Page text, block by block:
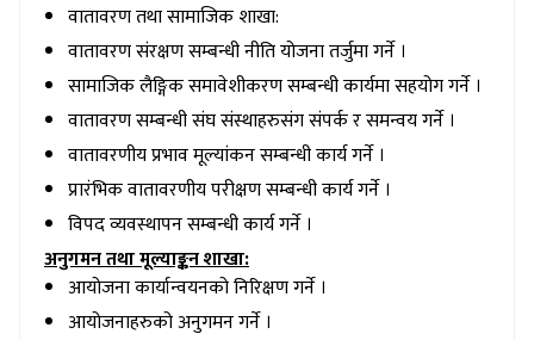
वातावरण तथा सामाजिक शाखा:
वातावरण संरक्षण सम्बन्धी नीति योजना तर्जुमा गर्ने ।
सामाजिक लैङ्गिक समावेशीकरण सम्बन्धी कार्यमा सहयोग गर्ने ।
वातावरण सम्बन्धी संघ संस्थाहरुसंग संपर्क र समन्वय गर्ने ।
वातावरणीय प्रभाव मूल्यांकन सम्बन्धी कार्य गर्ने ।
प्रारंभिक वातावरणीय परीक्षण सम्बन्धी कार्य गर्ने ।
विपद व्यवस्थापन सम्बन्धी कार्य गर्ने ।
अनुगमन तथा मूल्याङ्कन शाखा:
आयोजना कार्यान्वयनको निरिक्षण गर्ने ।
आयोजनाहरुको अनुगमन गर्ने ।